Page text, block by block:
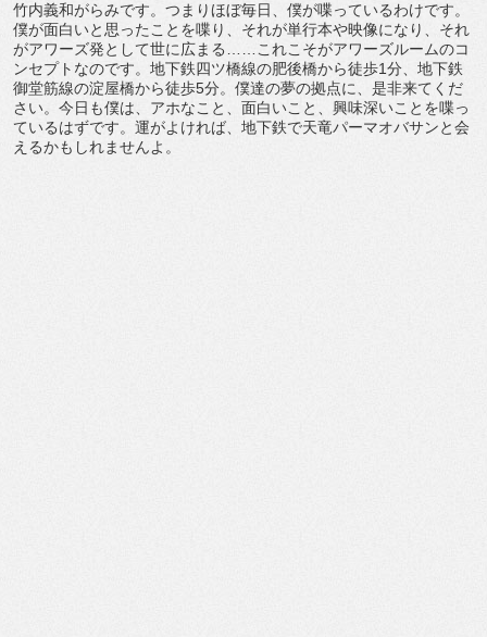
竹内義和がらみです。つまりほぼ毎日、僕が喋っているわけです。
僕が面白いと思ったことを喋り、それが単行本や映像になり、それ
がアワーズ発として世に広まる……これこそがアワーズルームのコ
ンセプトなのです。地下鉄四ツ橋線の肥後橋から徒歩1分、地下鉄
御堂筋線の淀屋橋から徒歩5分。僕達の夢の拠点に、是非来てくだ
さい。今日も僕は、アホなこと、面白いこと、興味深いことを喋っ
ているはずです。運がよければ、地下鉄で天竜パーマオバサンと会
えるかもしれませんよ。